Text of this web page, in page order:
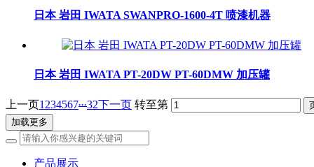
日本 岩田 IWATA SWANPRO-1600-4T 喷漆机器
日本 岩田 IWATA PT-20DW PT-60DMW 加压罐
上一页1 234567...32下一页 转至第
加载更多
产品展示